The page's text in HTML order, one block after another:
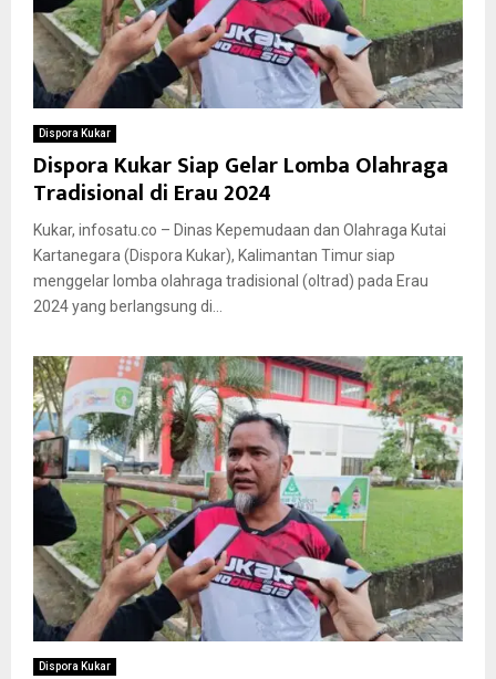
Dispora Kukar
Dispora Kukar Siap Gelar Lomba Olahraga
Tradisional di Erau 2024
Kukar, infosatu.co – Dinas Kepemudaan dan Olahraga Kutai
Kartanegara (Dispora Kukar), Kalimantan Timur siap
menggelar lomba olahraga tradisional (oltrad) pada Erau
2024 yang berlangsung di...
Dispora Kukar